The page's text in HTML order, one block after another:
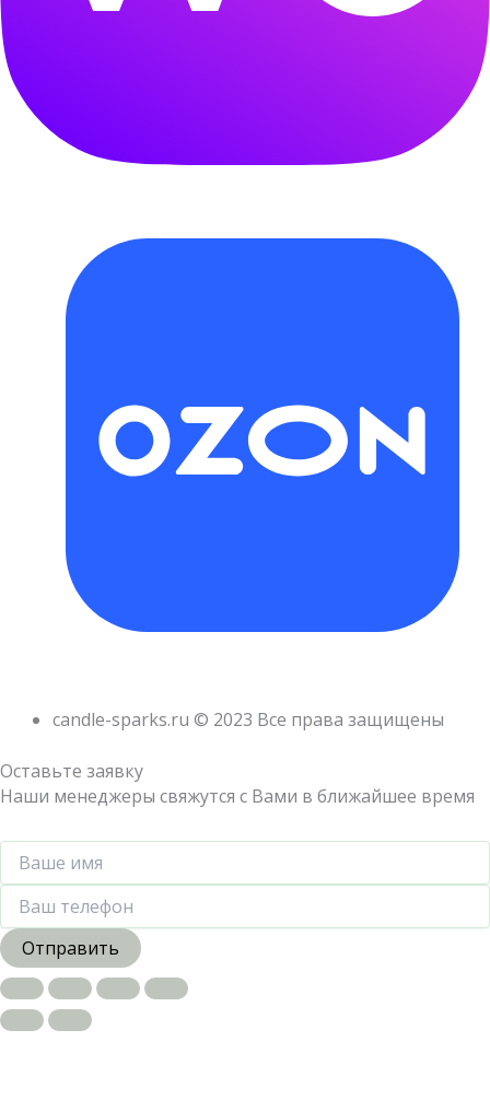
candle-sparks.ru © 2023 Все права защищены
Оставьте заявку
Наши менеджеры свяжутся с Вами в ближайшее время
Отправить